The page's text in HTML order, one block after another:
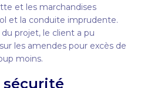
et les marchandises
et la conduite imprudente.
projet, le client a pu
les amendes pour excès de
moins.
sécurité